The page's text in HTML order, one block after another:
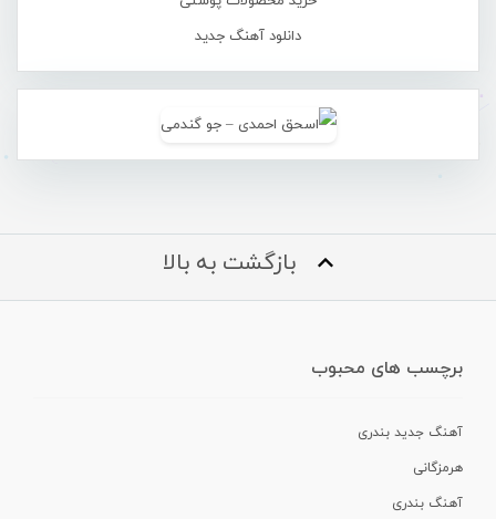
دانلود آهنگ جدید
بازگشت به بالا
برچسب های محبوب
آهنگ جدید بندری
هرمزگانی
آهنگ بندری